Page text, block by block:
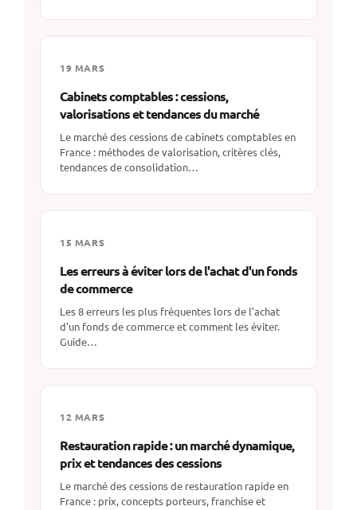
19 MARS
Cabinets comptables : cessions,
valorisations et tendances du marché
Le marché des cessions de cabinets comptables en
France : méthodes de valorisation, critères clés,
tendances de consolidation…
15 MARS
Les erreurs à éviter lors de l'achat d'un fonds
de commerce
Les 8 erreurs les plus fréquentes lors de l'achat
d'un fonds de commerce et comment les éviter.
Guide…
12 MARS
Restauration rapide : un marché dynamique,
prix et tendances des cessions
Le marché des cessions de restauration rapide en
France : prix, concepts porteurs, franchise et